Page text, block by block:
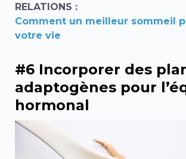
RELATIONS :
Comment un meilleur sommeil
votre vie
#6 Incorporer des
adaptogènes pour
hormonal